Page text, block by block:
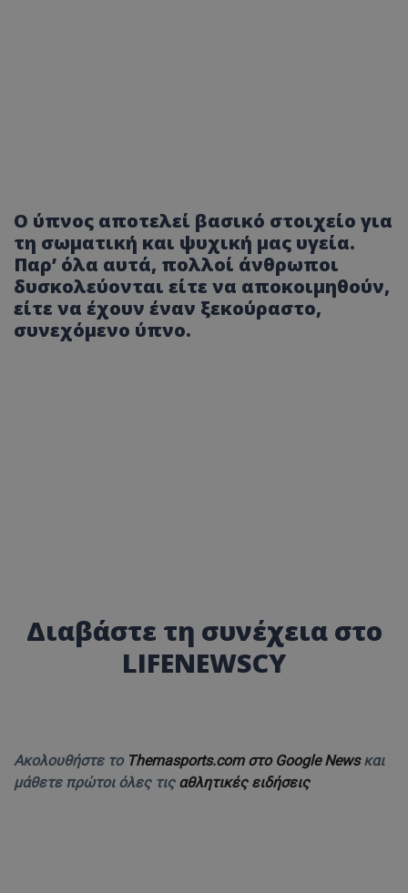
Ο ύπνος αποτελεί βασικό στοιχείο για
τη σωματική και ψυχική μας υγεία.
Παρ’ όλα αυτά, πολλοί άνθρωποι
δυσκολεύονται είτε να αποκοιμηθούν,
είτε να έχουν έναν ξεκούραστο,
συνεχόμενο ύπνο.
Διαβάστε τη συνέχεια στο
LIFENEWSCY
Ακολουθήστε το Themasports.com στο Google Newsκαι
μάθετε πρώτοι όλες τις αθλητικές ειδήσεις